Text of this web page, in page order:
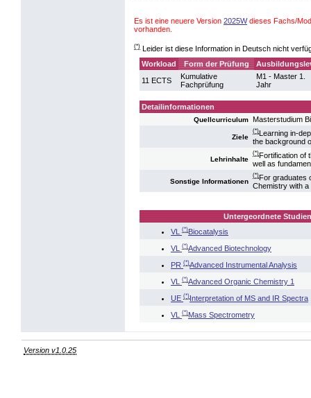
Es ist eine neuere Version 2025Wdieses Fachs/
vorhanden.
(*) Leider ist diese Information in Deutsch nicht
Workload
Form der Prüfung
11 ECTS
Kumulative
Fachprüfung
M1 - Master 1.
Jahr
Detailinformationen
Quellcurriculum Masterstudium
Ziele
(*)Learning in-
the background
Lehrinhalte
(*)Fortification of
well as
Sonstige Informationen
(*)For graduates
Chemistry with
Untergeordnete
VL
(*)Biocatalysis
VL
(*)Advanced Biotechnology
PR (*)Advanced Instrumental Analysis
VL
(*)Advanced Organic Chemistry 1
UE (*)Interpretation of MS and IR Spectra
VL
(*)Mass Spectrometry
Version v1.0.25